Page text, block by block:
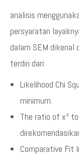
analisis
persyaratan
dalam SEM dikenal
terdiri dari:
Likelihood Chi
minimum.
The ratio of x²
Comparative Fit